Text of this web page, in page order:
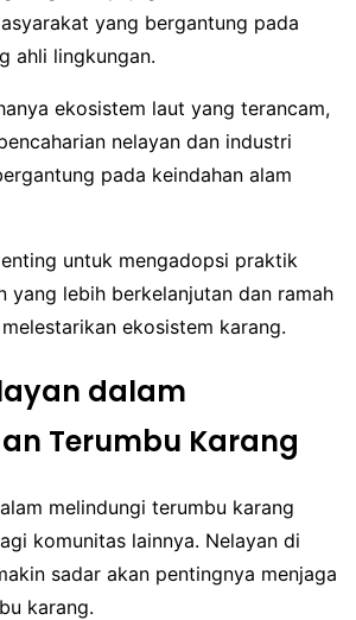
yang bergantung pada
ahli lingkungan.
ekosistem laut yang terancam,
nelayan dan industri
pada keindahan alam
untuk mengadopsi praktik
yang lebih berkelanjutan dan ramah
ekosistem karang.
dalam
Terumbu Karang
melindungi terumbu karang
komunitas lainnya. Nelayan di
sadar akan pentingnya menjaga
karang.